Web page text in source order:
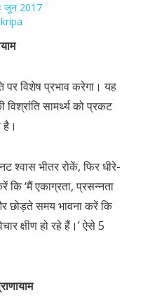
जून 2017
पर विशेष प्रभाव करेगा। यह
विश्रांति सामर्थ्य को प्रकट
है।
श्वास भीतर रोकें, फिर धीरे-
‘मैं एकाग्रता, प्रसन्नता
छोड़ते समय भावना करें कि
क्षीण हो रहे हैं।’ ऐसे 5